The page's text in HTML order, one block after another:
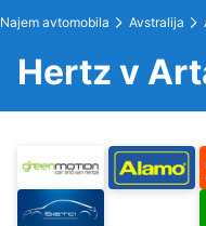
Najem avtomobila Avstralija
Hertz v